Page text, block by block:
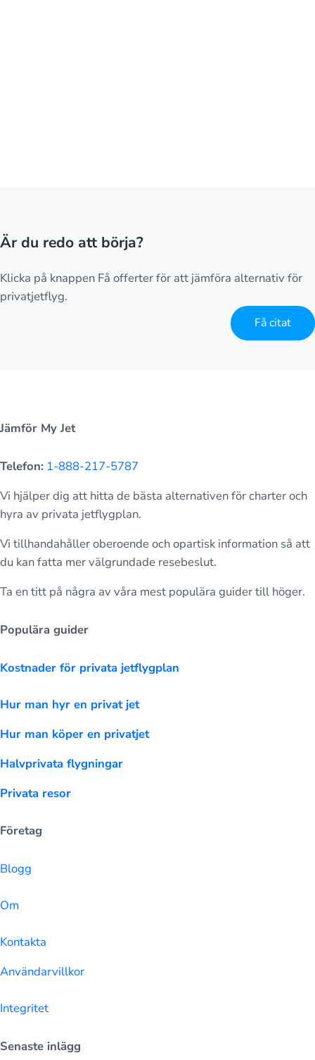
Är du redo att börja?
Klicka på knappen Få offerter för att jämföra alternativ för
privatjetflyg.
Få citat
Jämför My Jet
Telefon: 1-888-217-5787
Vi hjälper dig att hitta de bästa alternativen för charter och
hyra av privata jetflygplan.
Vi tillhandahåller oberoende och opartisk information så att
du kan fatta mer välgrundade resebeslut.
Ta en titt på några av våra mest populära guider till höger.
Populära guider
Kostnader för privata jetflygplan
Hur man hyr en privat jet
Hur man köper en privatjet
Halvprivata flygningar
Privata resor
Företag
Blogg
Om
Kontakta
Användarvillkor
Integritet
Senaste inlägg